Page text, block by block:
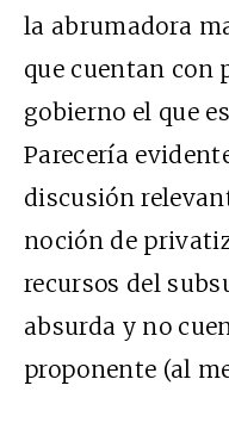
la abrumadora
que cuentan con
gobierno el que
Parecería
discusión
noción de
recursos del
absurda y no
proponente (al